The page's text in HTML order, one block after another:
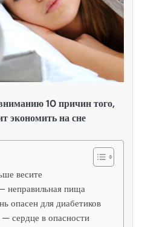
10 причин того,
экономить на сне
весите
неправильная пища
опасен для диабетиков
сердце в опасности